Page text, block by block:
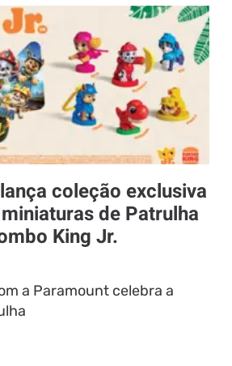
coleção exclusiva
de Patrulha
King Jr.
a Paramount celebra a